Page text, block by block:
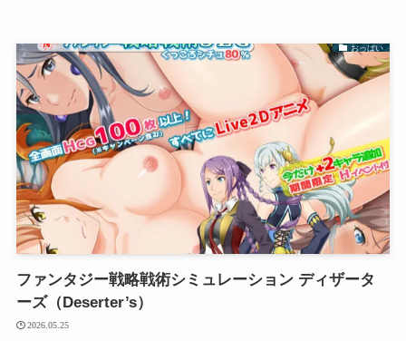
おっぱい
ファンタジー戦略戦術シミュレーション ディザータ
ーズ（Deserter’s）
2026.05.25